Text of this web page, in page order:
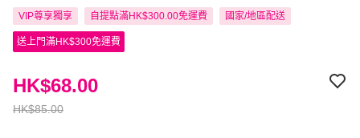
VIP尊享獨享 自提點滿HK$300.00免運費 國家/地區配送
送上門滿HK$300免運費
HK$85.00
HK$68.00